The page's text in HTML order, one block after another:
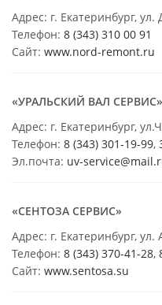
Адрес: г. Екатеринбург, ул.
Телефон: 8 (343) 310 00 91
Сайт: www.nord-remont.ru
«УРАЛЬСКИЙ ВАЛ СЕРВИС»
Адрес: г. Екатеринбург,
Телефон: 8 (343) 301-19-99,
Эл.почта: uv-
«СЕНТОЗА СЕРВИС»
Адрес: г. Екатеринбург, ул.
Телефон: 8 (343) 370-41-28,
Сайт: www.sentosa.su